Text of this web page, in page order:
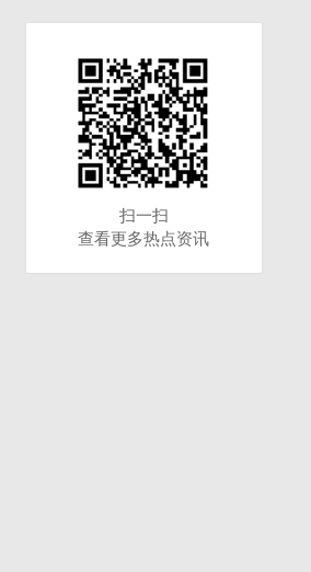
扫一扫
查看更多热点资讯
扫一扫
查看更多热点资讯